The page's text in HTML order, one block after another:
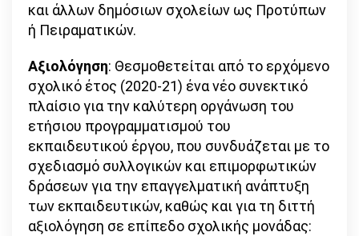
και άλλων δημόσιων σχολείων ως Προτύπων
ή Πειραματικών.
Αξιολόγηση: Θεσμοθετείται από το ερχόμενο
σχολικό έτος (2020-21) ένα νέο συνεκτικό
πλαίσιο για την καλύτερη οργάνωση του
ετήσιου προγραμματισμού του
εκπαιδευτικού έργου, που συνδυάζεται με το
σχεδιασμό συλλογικών και επιμορφωτικών
δράσεων για την επαγγελματική ανάπτυξη
των εκπαιδευτικών, καθώς και για τη διττή
αξιολόγηση σε επίπεδο σχολικής μονάδας: